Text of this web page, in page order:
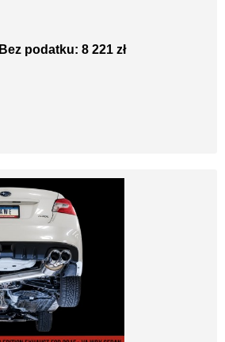
Bez podatku: 8 221 zł